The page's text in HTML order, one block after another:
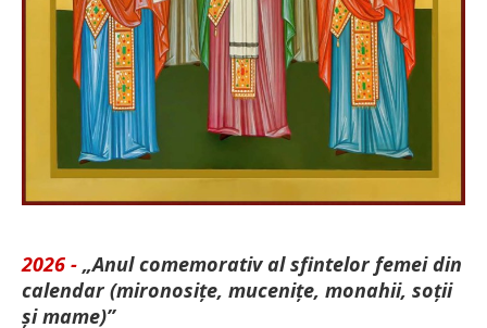
2026 - „Anul comemorativ al sfintelor femei din
calendar (mironosițe, mu­cenițe, monahii, soții
și mame)”